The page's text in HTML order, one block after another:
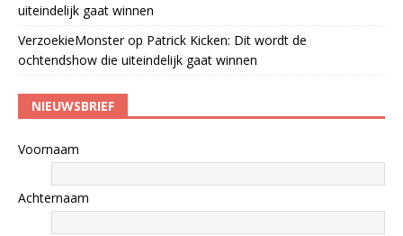
uiteindelijk gaat winnen
VerzoekieMonsterop Patrick Kicken: Dit wordt de
ochtendshow die uiteindelijk gaat winnen
NIEUWSBRIEF
Voornaam
Achternaam